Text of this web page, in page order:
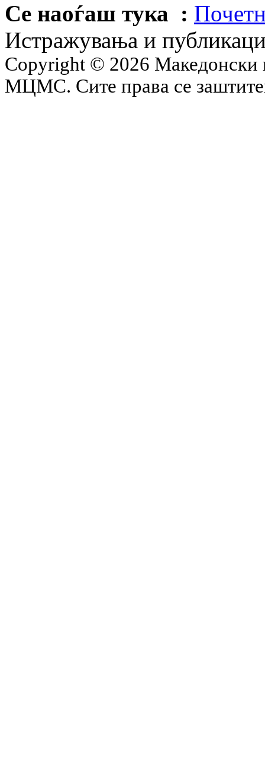
Се наоѓаш тука :
Истражувања и
Copyright © 2026 Македонски
МЦМС. Сите права се